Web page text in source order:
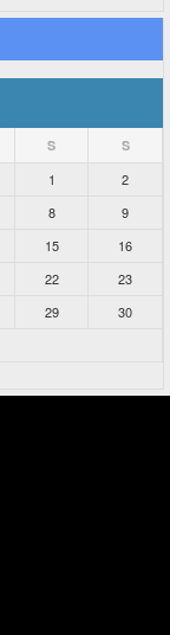
S S
1
2
8
9
15
16
22
23
29
30